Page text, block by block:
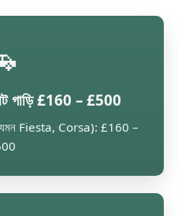
£160 – £500
Fiesta, Corsa): £160 –